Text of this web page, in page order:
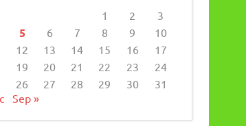
1 2 3
5 6 7 8 9
10
12 13 14 15 16
17
19 20 21 22 23
24
26 27 28 29 30
31
Sep »